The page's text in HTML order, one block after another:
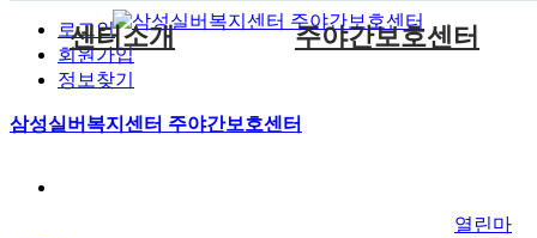
로그인
회원가입
정보찾기
삼성실버복지센터 주야간보호센터
센터소개
미션&비전
주야간보호센터
치매특화형 프로그램 안내
재가방문요양
방문목욕
자원봉사안내
열린마